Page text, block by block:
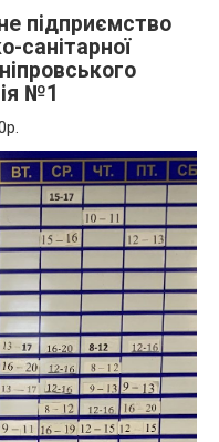
підприємство
санітарної
№1